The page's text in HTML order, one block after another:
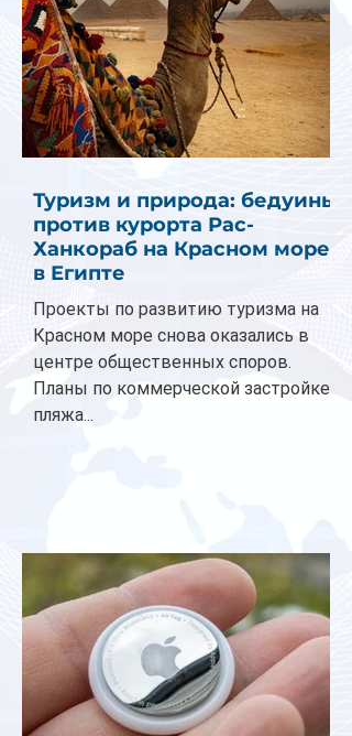
Туризм и природа: бедуины
против курорта Рас-
Ханкораб на Красном море
в Египте
Проекты по развитию туризма на
Красном море снова оказались в
центре общественных споров.
Планы по коммерческой застройке
пляжа...